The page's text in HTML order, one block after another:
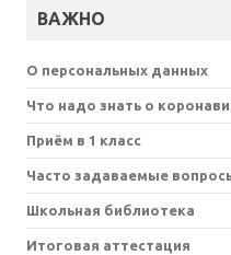
ВАЖНО
О персональных данных
Что надо знать о
Приём в 1 класс
Часто задаваемые
Школьная библиотека
Итоговая аттестация